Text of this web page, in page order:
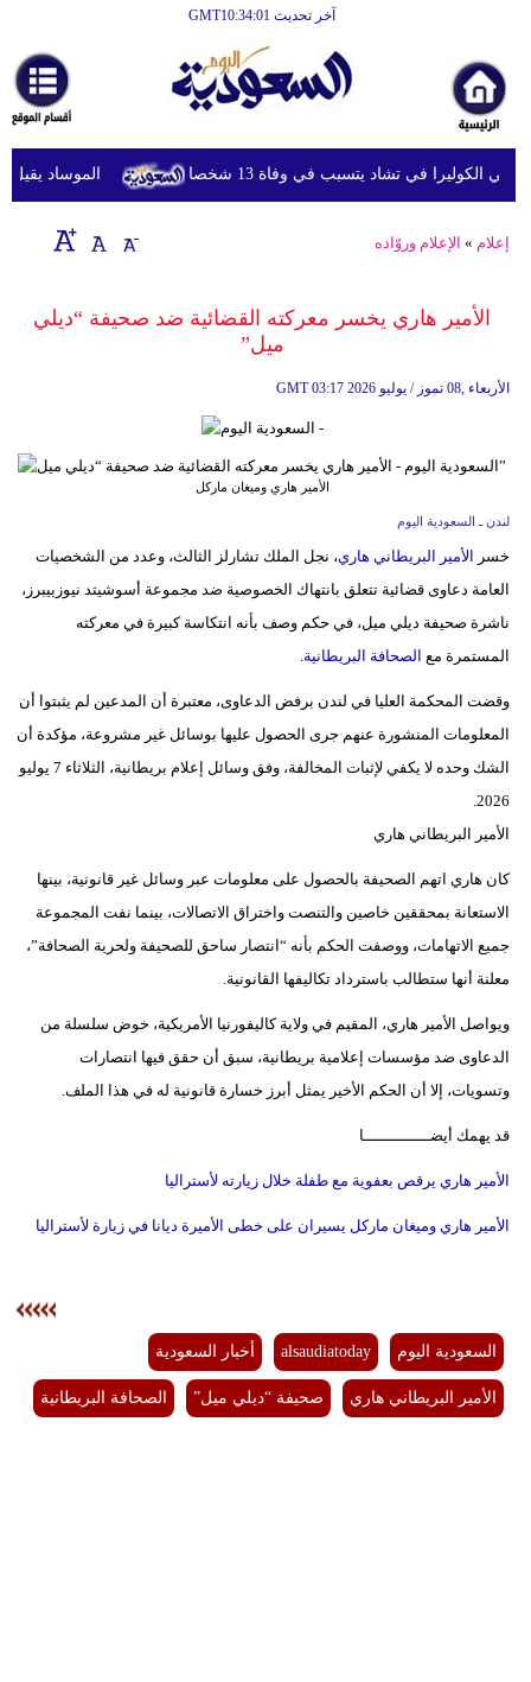
آخر تحديث GMT10:34:01
أخبارعاجلة
رياضة
ثقافة
إقتصاد
وموسيقى
وتغذية
وسفر
ديكور
إعلام
وتكنولوجيا
بيئة
الموساد يقيل الكوليرا في تشاد يتسبب في وفاة 13 شخصا
إعلام » الإعلام وروّاده
الأمير هاري يخسر معركته القضائية ضد صحيفة “ديلي
ميل”
GMT 03:17 2026 الأربعاء ,08 تموز / يوليو
الأمير هاري وميغان ماركل
لندن ـ السعودية اليوم
خسر الأمير البريطاني هاري، نجل الملك تشارلز الثالث، وعدد من الشخصيات
العامة دعاوى قضائية تتعلق بانتهاك الخصوصية ضد مجموعة أسوشيتد نيوزبيبرز،
ناشرة صحيفة ديلي ميل، في حكم وصف بأنه انتكاسة كبيرة في معركته
المستمرة مع الصحافة البريطانية.
وقضت المحكمة العليا في لندن برفض الدعاوى، معتبرة أن المدعين لم يثبتوا أن
المعلومات المنشورة عنهم جرى الحصول عليها بوسائل غير مشروعة، مؤكدة أن
الشك وحده لا يكفي لإثبات المخالفة، وفق وسائل إعلام بريطانية، الثلاثاء 7 يوليو
2026.
الأمير البريطاني هاري
كان هاري اتهم الصحيفة بالحصول على معلومات عبر وسائل غير قانونية، بينها
الاستعانة بمحققين خاصين والتنصت واختراق الاتصالات، بينما نفت المجموعة
جميع الاتهامات، ووصفت الحكم بأنه “انتصار ساحق للصحيفة ولحرية الصحافة”،
معلنة أنها ستطالب باسترداد تكاليفها القانونية.
ويواصل الأمير هاري، المقيم في ولاية كاليفورنيا الأمريكية، خوض سلسلة من
الدعاوى ضد مؤسسات إعلامية بريطانية، سبق أن حقق فيها انتصارات
وتسويات، إلا أن الحكم الأخير يمثل أبرز خسارة قانونية له في هذا الملف.
قد يهمك أيضــــــــــــــا
الأمير هاري يرقص بعفوية مع طفلة خلال زيارته لأستراليا
الأمير هاري وميغان ماركل يسيران على خطى الأميرة ديانا في زيارة لأستراليا
السعودية اليوم alsaudiatoday أخبار السعودية
الأمير البريطاني هاري صحيفة “ديلي ميل” الصحافة البريطانية